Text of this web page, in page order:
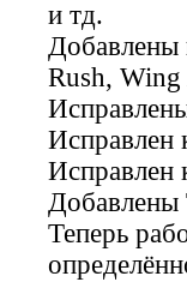
и тд.
Добавлены
Rush,
Исправлен
Исправлен
Добавлены
Теперь